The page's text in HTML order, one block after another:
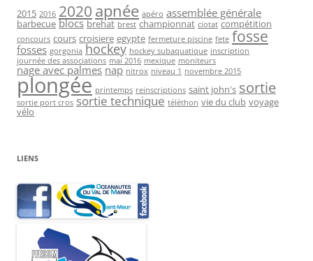
2015 2016 2020 apnée apéro assemblée générale
barbecue blocs brehat brest championnat ciotat compétition
concours cours croisiere egypte fermeture piscine fete fosse
fosses gorgonia hockey hockey subaquatique inscription
journée des associations mai 2016 mexique moniteurs
nage avec palmes nap nitrox niveau 1 novembre 2015
plongée printemps reinscriptions saint john's sortie
sortie port cros sortie technique téléthon vie du club voyage
vélo
LIENS